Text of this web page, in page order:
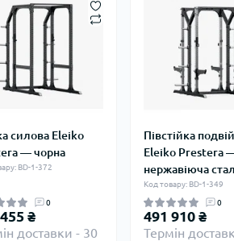
силова Eleiko
— чорна
BD-1-372
0
₴
доставки - 30
Півстійка
Eleiko Prestera
нержавіюча
Код товару: BD-1-349
0
491 910 ₴
Термін